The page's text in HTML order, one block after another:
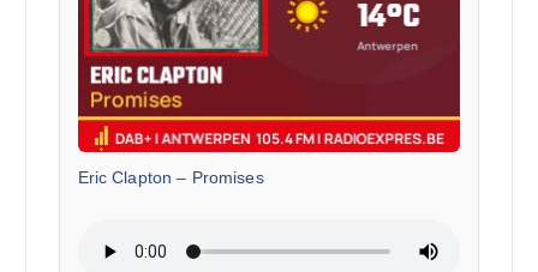
Eric Clapton – Promises